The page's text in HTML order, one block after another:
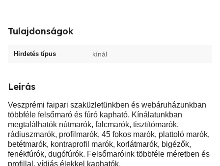
Tulajdonságok
Hirdetés típus kínál
Leírás
Veszprémi faipari szaküzletünkben és webáruházunkban
többféle felsőmaró és fúró kapható. Kínálatunkban
megtalálhatók nútmarók, falcmarók, tisztítómarók,
rádiuszmarók, profilmarók, 45 fokos marók, plattoló marók,
betétmarók, kontraprofil marók, korlátmarók, bigézők,
fenékfúrók, dugófúrók. Felsőmaróink többféle méretben és
profillal, vídiás élekkel kaphatók.